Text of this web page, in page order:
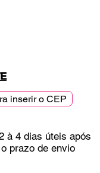
inserir o CEP
à 4 dias úteis após
prazo de envio